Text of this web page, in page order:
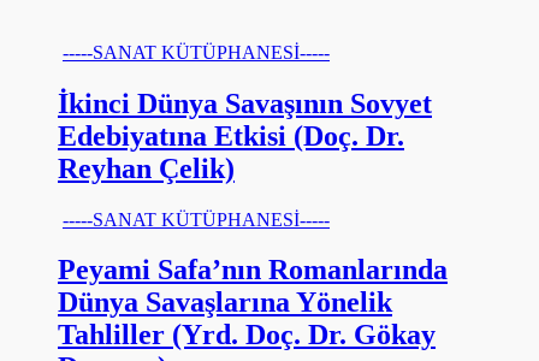
-----SANAT KÜTÜPHANESİ-----
İkinci Dünya Savaşının Sovyet
Edebiyatına Etkisi (Doç. Dr.
Reyhan Çelik)
-----SANAT KÜTÜPHANESİ-----
Peyami Safa’nın Romanlarında
Dünya Savaşlarına Yönelik
Tahliller (Yrd. Doç. Dr. Gökay